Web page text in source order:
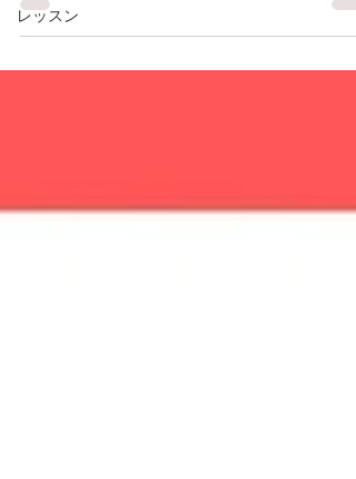
レッスン
（月）HIMEKA FREESTYLE クラス ・
（水）HIMEKA K-POP OPENクラス...